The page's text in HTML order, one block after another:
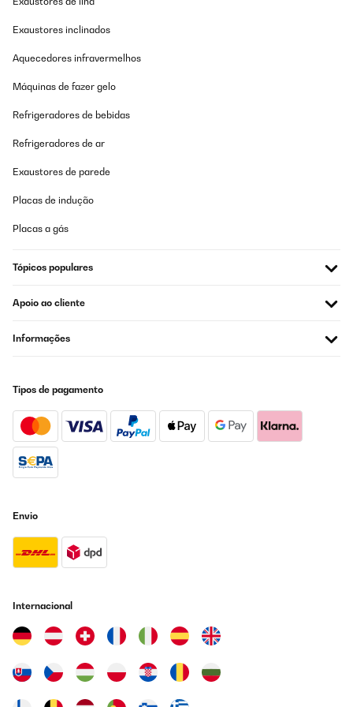
den Preis definitiv wieder kaufen.klar muss man ein paar
manchen Töpfen/Pfannen brummt es etwas jedoch kommt die
gibt auch eine praktische Warmhalte Funktion.Wenn man mit drei
aufgrund der kompakten Anordnung etwas eingeschränkt. (z. b.
Große Pfanne, großer Suppen/Nudeltopf + größerer Topf für Soße
Les évaluations indiquent "achat vérifié"... Or, je peux laisser une
Nathalie
Na vaření super ovladání supet ale je jeden velkej problém
smažení dle návodu smažím na 9 a můžu si k tomu klidně lehnout
protože to nesmazi a když to začne, tak se to pálí.
Tak nevím co s tím,jestli reklamovat ale na čem by sme vařili po
dobu reklamace.
Traduzir
The two zones are perfectly matched, and no need for special
downside is the visibility of the grey on black touch buttons.
Traduzir
Exaustores inclinados
Aquecedores infravermelhos
Máquinas de fazer gelo
Refrigeradores de bebidas
Refrigeradores de ar
Exaustores de parede
Placas de indução
Placas a gás
Tópicos populares
Apoio ao cliente
Informações
Tipos de pagamento
Envio
Internacional